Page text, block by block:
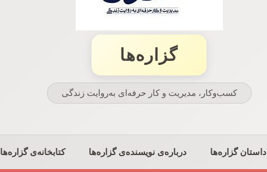
گزاره‌ها
کسب‌وکار، مدیریت و كار حرفه‌ای به‌روایت زندگی
داستان گزاره‌ها درباره‌ی نویسنده‌ی گزاره‌ها کتابخانه‌ی گزاره‌ها